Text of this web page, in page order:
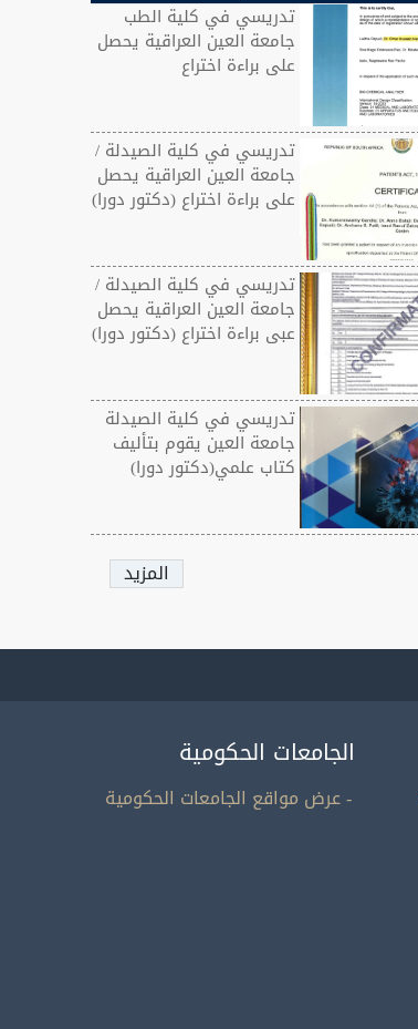
تدريسي في كلية الطب
جامعة العين العراقية يحصل
على براءة اختراع
تدريسي في كلية الصيدلة /
جامعة العين العراقية يحصل
على براءة اختراع (دكتور دورا)
تدريسي في كلية الصيدلة /
جامعة العين العراقية يحصل
عبى براءة اختراع (دكتور دورا)
تدريسي في كلية الصيدلة
جامعة العين يقوم بتأليف
كتاب علمي(دكتور دورا)
المزيد
الجامعات الحكومية
- عرض مواقع الجامعات الحكومية